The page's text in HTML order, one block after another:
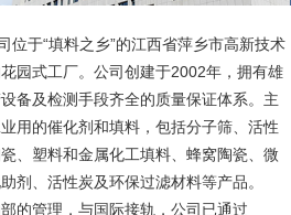
于“填料之乡”的江西省萍乡市高新技术
园式工厂。公司创建于2002年，拥有雄
备及检测手段齐全的质量保证体系。主
用的催化剂和填料，包括分子筛、活性
、塑料和金属化工填料、蜂窝陶瓷、微
剂、活性炭及环保过滤材料等产品。
的管理，与国际接轨，公司已通过